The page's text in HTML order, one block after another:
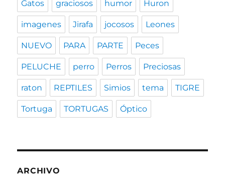
Gatos graciosos humor Huron
imagenes Jirafa jocosos Leones
NUEVO PARA PARTE Peces
PELUCHE perro Perros Preciosas
raton REPTILES Simios tema TIGRE
Tortuga TORTUGAS Óptico
ARCHIVO